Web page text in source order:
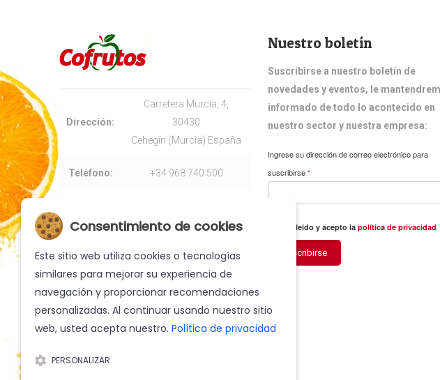
Dirección:
Carretera Murcia, 4,
30430
Cehegín (Murcia) España
Teléfono: +34 968 740 500
Nuestro boletín
Suscribirse a nuestro boletín de
novedades y eventos, le
informado de todo lo acontecido en
nuestro sector y nuestra empresa:
Ingrese su dirección de correo electrónico para
suscribirse*
He leido y acepto la política de privacidad
Suscribirse
Consentimiento de cookies
Este sitio web utiliza cookies o tecnologías
similares para mejorar su experiencia de
navegación y proporcionar recomendaciones
personalizadas. Al continuar usando nuestro sitio
web, usted acepta nuestro. Política de privacidad
PERSONALIZAR